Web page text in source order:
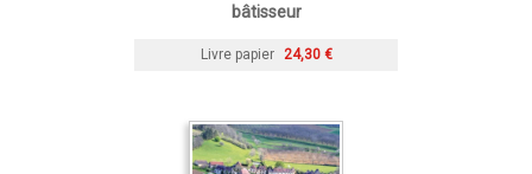
bâtisseur
Livre papier 24,30 €